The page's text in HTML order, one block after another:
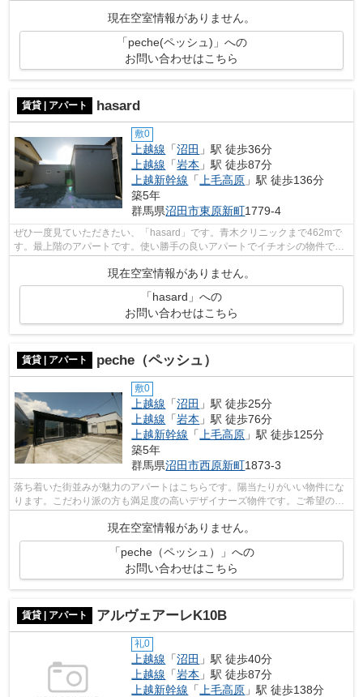
現在空室情報がありません。
「peche(ペッシュ)」への
お問い合わせはこちら
賃貸 | アパート hasard
敷0
上越線 「沼田 」駅 徒歩36分
上越線 「岩本 」駅 徒歩87分
上越新幹線 「 上毛高原 」駅 徒歩136分
築5年
群馬県沼田市東原新町1779-4
ぜひ一度見ていただきたい、「hasard」です。青木クリニックまで462mで
す。最上階のアパートです。使い勝手の良いアパートでイチオシの物件で
す。沼田市エリアにある賃貸情報のことな...
現在空室情報がありません。
「hasard」への
お問い合わせはこちら
賃貸 | アパート peche（ペッシュ）
敷0
上越線 「沼田 」駅 徒歩25分
上越線 「岩本 」駅 徒歩76分
上越新幹線 「 上毛高原 」駅 徒歩125分
築5年
群馬県沼田市西原新町1873-3
落ち着いた街並みが魅力のアパートはこちらです。陽当たりがいい物件にな
ります。こだわり派の方も満足度の高いデザイナーズ物件です。ご希望の賃
現在空室情報がありません。
「peche（ペッシュ）」への
お問い合わせはこちら
賃貸 | アパート アルヴェアーレK10B
礼0
上越線 「沼田 」駅 徒歩40分
上越線 「岩本 」駅 徒歩87分
上越新幹線 「 上毛高原 」駅 徒歩138分